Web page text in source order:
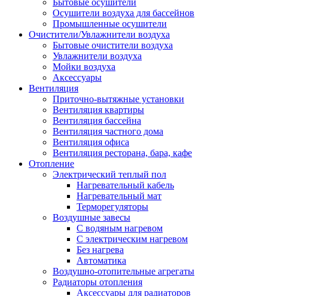
Осушители воздуха для бассейнов
Промышленные осушители
Очистители/Увлажнители воздуха
Бытовые очистители воздуха
Увлажнители воздуха
Мойки воздуха
Аксессуары
Вентиляция
Приточно-вытяжные установки
Вентиляция квартиры
Вентиляция бассейна
Вентиляция частного дома
Вентиляция офиса
Вентиляция ресторана, бара, кафе
Отопление
Электрический теплый пол
Нагревательный кабель
Нагревательный мат
Терморегуляторы
Воздушные завесы
С водяным нагревом
С электрическим нагревом
Без нагрева
Автоматика
Воздушно-отопительные агрегаты
Радиаторы отопления
Аксессуары для радиаторов